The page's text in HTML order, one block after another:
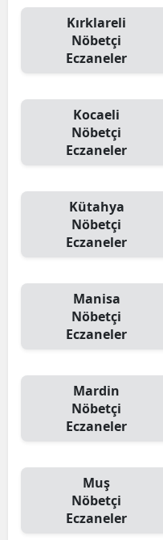
Kırklareli
Nöbetçi
Eczaneler
Kocaeli
Nöbetçi
Eczaneler
Kütahya
Nöbetçi
Eczaneler
Manisa
Nöbetçi
Eczaneler
Mardin
Nöbetçi
Eczaneler
Muş
Nöbetçi
Eczaneler